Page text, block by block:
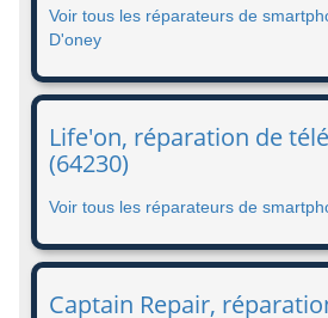
Voir tous les réparateurs de
D'oney
Life'on, réparation de
(64230)
Voir tous les réparateurs de
Captain Repair,